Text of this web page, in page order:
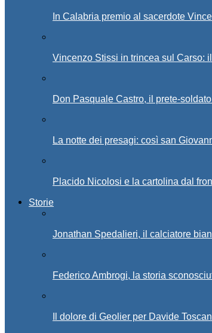
In Calabria premio al sacerdote
Vincenzo Stissi in trincea sul Carso:
Don Pasquale Castro, il prete-
La notte dei presagi: così san
Placido Nicolosi e la cartolina dal
Storie
Jonathan Spedalieri, il calciatore
Federico Ambrogi, la storia
Il dolore di Geolier per Davide